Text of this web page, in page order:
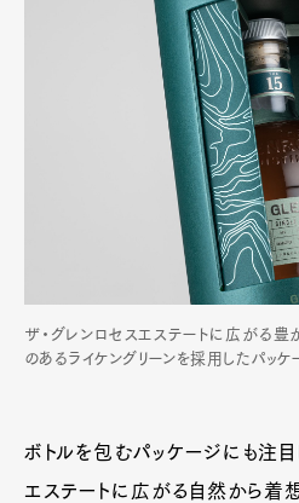
ザ・グレンロセスエステートに広がる
のあるライケングリーンを採用したパッケ
ボトルを包むパッケージにも注目
エステートに広がる自然から着